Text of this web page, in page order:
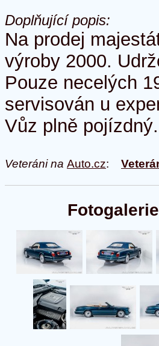
Doplňující popis:
Na prodej
výroby 2000.
Pouze necelých
servisován u
Vůz plně
Veteráni na Auto.cz: